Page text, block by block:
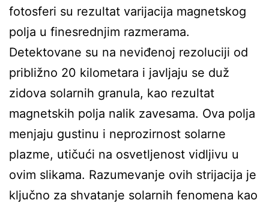
fotosferi su rezultat varijacija magnetskog
polja u finesrednjim razmerama.
Detektovane su na neviđenoj rezoluciji od
približno 20 kilometara i javljaju se duž
zidova solarnih granula, kao rezultat
magnetskih polja nalik zavesama. Ova polja
menjaju gustinu i neprozirnost solarne
plazme, utičući na osvetljenost vidljivu u
ovim slikama. Razumevanje ovih strijacija je
ključno za shvatanje solarnih fenomena kao